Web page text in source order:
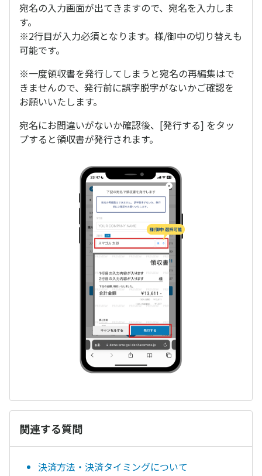
宛名の入力画面が出てきますので、宛名を入力しま
す。
※2行目が入力必須となります。様/御中の切り替えも
可能です。
※一度領収書を発行してしまうと宛名の再編集はで
きませんので、発行前に誤字脱字がないかご確認を
お願いいたします。
宛名にお間違いがないか確認後、[発行する] をタッ
プすると領収書が発行されます。
関連する質問
決済方法・決済タイミングについて